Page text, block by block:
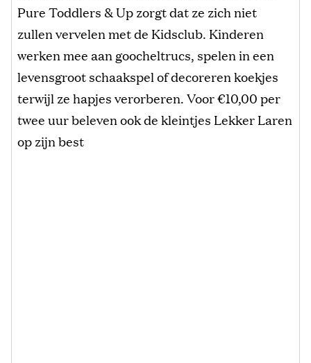
Pure Toddlers & Up zorgt dat ze zich niet
zullen vervelen met de Kidsclub. Kinderen
werken mee aan goocheltrucs, spelen in een
levensgroot schaakspel of decoreren koekjes
terwijl ze hapjes verorberen. Voor €10,00 per
twee uur beleven ook de kleintjes Lekker Laren
op zijn best